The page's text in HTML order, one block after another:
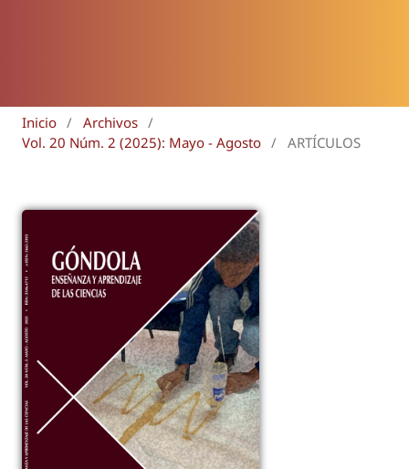
Inicio / Archivos /
Vol. 20 Núm. 2 (2025): Mayo - Agosto / ARTÍCULOS